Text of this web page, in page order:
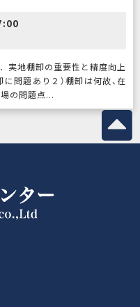
実地棚卸の重要性と精度向上
問題あり２）棚卸は何故、在
の問題点...